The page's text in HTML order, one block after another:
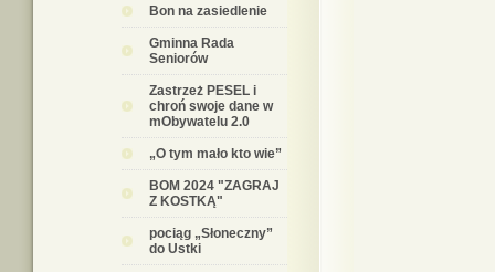
Bon na zasiedlenie
Gminna Rada
Seniorów
Zastrzeż PESEL i
chroń swoje dane w
mObywatelu 2.0
„O tym mało kto wie”
BOM 2024 "ZAGRAJ
Z KOSTKĄ"
pociąg „Słoneczny”
do Ustki